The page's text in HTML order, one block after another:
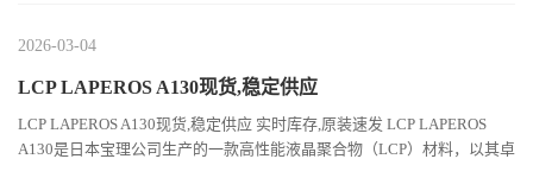
2026-03-04
LCP LAPEROS A130现货,稳定供应
LCP LAPEROS A130现货,稳定供应 实时库存,原装速发 LCP LAPEROS
A130是日本宝理公司生产的一款高性能液晶聚合物（LCP）材料，以其卓